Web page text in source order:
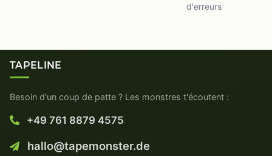
d'erreurs
TAPELINE
Besoin d'un coup de patte ? Les monstres t'écoutent :
+49 761 8879 4575
hallo@tapemonster.de